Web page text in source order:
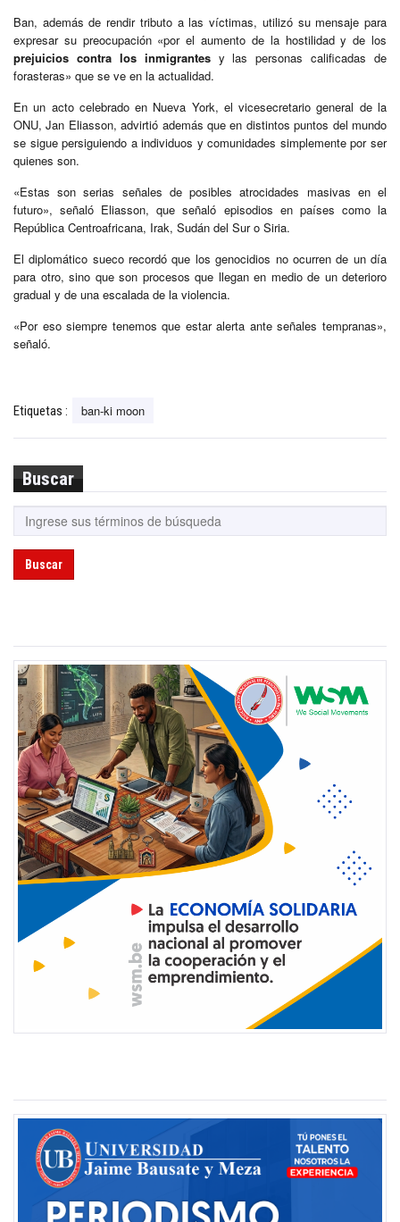
Ban, además de rendir tributo a las víctimas, utilizó su mensaje para
expresar su preocupación «por el aumento de la hostilidad y de los
prejuicios contra los inmigrantesy las personas calificadas de
forasteras» que se ve en la actualidad.
En un acto celebrado en Nueva York, el vicesecretario general de la
ONU, Jan Eliasson, advirtió además que en distintos puntos del mundo
se sigue persiguiendo a individuos y comunidades simplemente por ser
quienes son.
«Estas son serias señales de posibles atrocidades masivas en el
futuro», señaló Eliasson, que señaló episodios en países como la
República Centroafricana, Irak, Sudán del Sur o Siria.
El diplomático sueco recordó que los genocidios no ocurren de un día
para otro, sino que son procesos que llegan en medio de un deterioro
gradual y de una escalada de la violencia.
«Por eso siempre tenemos que estar alerta ante señales tempranas»,
señaló.
Etiquetas : ban-ki moon
Buscar
Buscar